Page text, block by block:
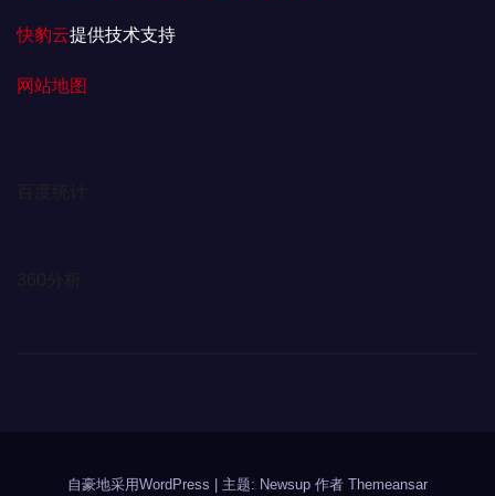
快豹云提供技术支持
网站地图
自豪地采用WordPress 主题: Newsup 作者 Themeansar